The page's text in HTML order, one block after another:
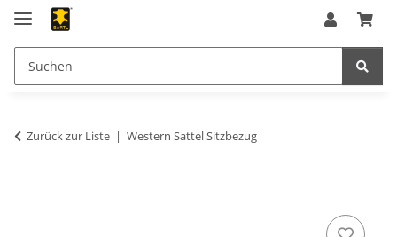
Zurück zur Liste Western Sattel Sitzbezug